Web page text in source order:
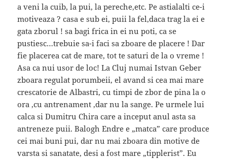
a veni la cuib, la pui, la pereche,etc. Pe astialalti ce-i
motiveaza ? casa e sub ei, puii la fel,daca trag la ei e
gata zborul ! sa bagi frica in ei nu poti, ca se
pustiesc…trebuie sa-i faci sa zboare de placere ! Dar
fie placerea cat de mare, tot te saturi de la o vreme !
Asa ca nui usor de loc! La Cluj numai Istvan Geber
zboara regulat porumbeii, el avand si cea mai mare
crescatorie de Albastri, cu timpi de zbor de pina la o
ora ,cu antrenament ,dar nu la sange. Pe urmele lui
calca si Dumitru Chira care a inceput anul asta sa
antreneze puii. Balogh Endre e „matca” care produce
cei mai buni pui, dar nu mai zboara din motive de
varsta si sanatate, desi a fost mare „tipplerist”. Eu